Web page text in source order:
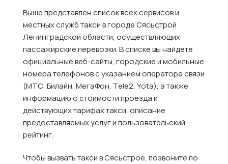
Выше представлен список всех сервисов и
местных служб такси в городе Сясьстрой
Ленинградской области, осуществляющих
пассажирские перевозки. В списке вы найдете
официальные веб-сайты, городские и мобильные
номера телефонов с указанием оператора связи
(МТС, Билайн, МегаФон, Tele2, Yota), а также
информацию о стоимости проезда и
действующих тарифах такси, описание
предоставляемых услуг и пользовательский
рейтинг.
Чтобы вызвать такси в Сясьстрое, позвоните по